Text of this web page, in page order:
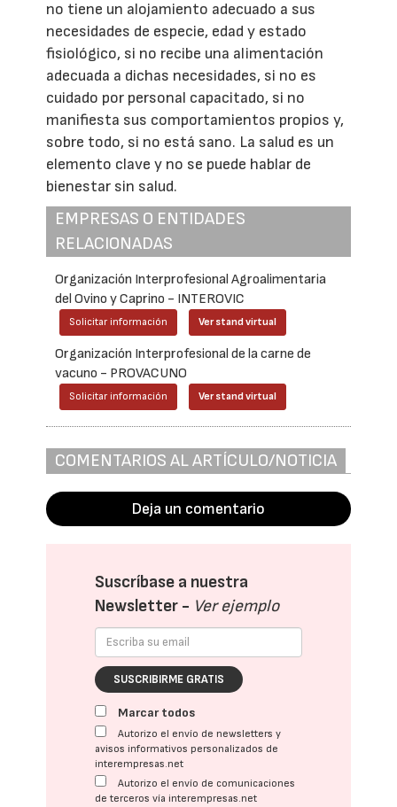
no tiene un alojamiento adecuado a sus
necesidades de especie, edad y estado
fisiológico, si no recibe una alimentación
adecuada a dichas necesidades, si no es
cuidado por personal capacitado, si no
manifiesta sus comportamientos propios y,
sobre todo, si no está sano. La salud es un
elemento clave y no se puede hablar de
bienestar sin salud.
EMPRESAS O ENTIDADES
RELACIONADAS
Organización Interprofesional Agroalimentaria
del Ovino y Caprino - INTEROVIC
Solicitar información Ver stand virtual
Organización Interprofesional de la carne de
vacuno - PROVACUNO
Solicitar información Ver stand virtual
COMENTARIOS AL ARTÍCULO/NOTICIA
Deja un comentario
Suscríbase a nuestra
Newsletter - Ver ejemplo
SUSCRIBIRME GRATIS
Marcar todos
Autorizo el envío de newsletters y
avisos informativos personalizados de
interempresas.net
Autorizo el envío de comunicaciones
de terceros vía interempresas.net